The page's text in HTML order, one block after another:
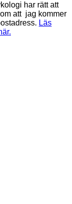
har rätt att
att jag kommer
Läs